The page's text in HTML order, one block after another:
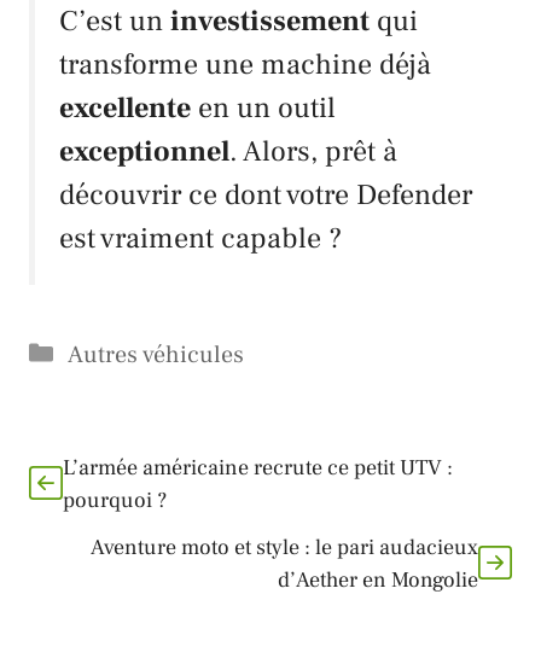
C’est uninvestissement qui
transforme une machine déjà
excellente en un outil
exceptionnel. Alors, prêt à
découvrir ce dont votre Defender
est vraiment capable ?
Catégories
Autres véhicules
L’armée américaine recrute ce petit UTV :
pourquoi ?
Aventure moto et style : le pari audacieux
d’Aether en Mongolie